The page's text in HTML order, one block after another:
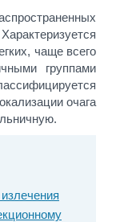
чаще всего
группами
очага